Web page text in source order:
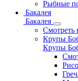
Рыбные
Бакалея
Бакалея
Смотреть
Крупы
Крупы